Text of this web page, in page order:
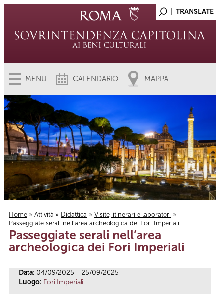
MENU CALENDARIO MAPPA
Tu sei qui
Home » Attività » Didattica » Visite, itinerari e laboratori »
Passeggiate serali nell’area archeologica dei Fori Imperiali
Passeggiate serali nell’area
archeologica dei Fori Imperiali
Data: 04/09/2025 - 25/09/2025
Luogo: Fori Imperiali